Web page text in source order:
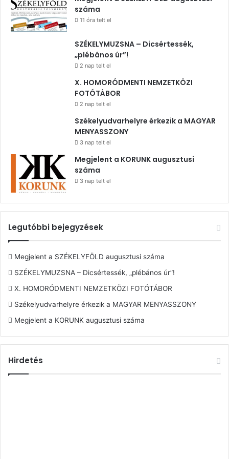
száma
11 óra telt el
SZÉKELYMUZSNA – Dicsértessék,
„plébános úr”!
2 nap telt el
X. HOMORÓDMENTI NEMZETKÖZI
FOTÓTÁBOR
2 nap telt el
Székelyudvarhelyre érkezik a MAGYAR
MENYASSZONY
3 nap telt el
Megjelent a KORUNK augusztusi
száma
3 nap telt el
Legutóbbi bejegyzések
Megjelent a SZÉKELYFÖLD augusztusi száma
SZÉKELYMUZSNA – Dicsértessék, „plébános úr”!
X. HOMORÓDMENTI NEMZETKÖZI FOTÓTÁBOR
Székelyudvarhelyre érkezik a MAGYAR MENYASSZONY
Megjelent a KORUNK augusztusi száma
Hirdetés